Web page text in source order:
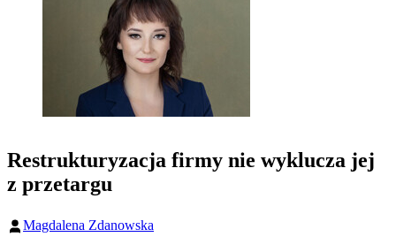
Restrukturyzacja firmy nie wyklucza jej
z przetargu
Magdalena Zdanowska